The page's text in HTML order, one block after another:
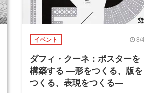
イベント 8/4
ダフィ・クーネ：ポスターを
構築する ―形をつくる、版を
つくる、表現をつくる―